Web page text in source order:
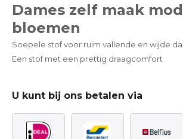
Dames zelf maak
bloemen
Soepele stof voor ruim vallende en wijde
Een stof met een prettig draagcomfort
U kunt bij ons betalen via